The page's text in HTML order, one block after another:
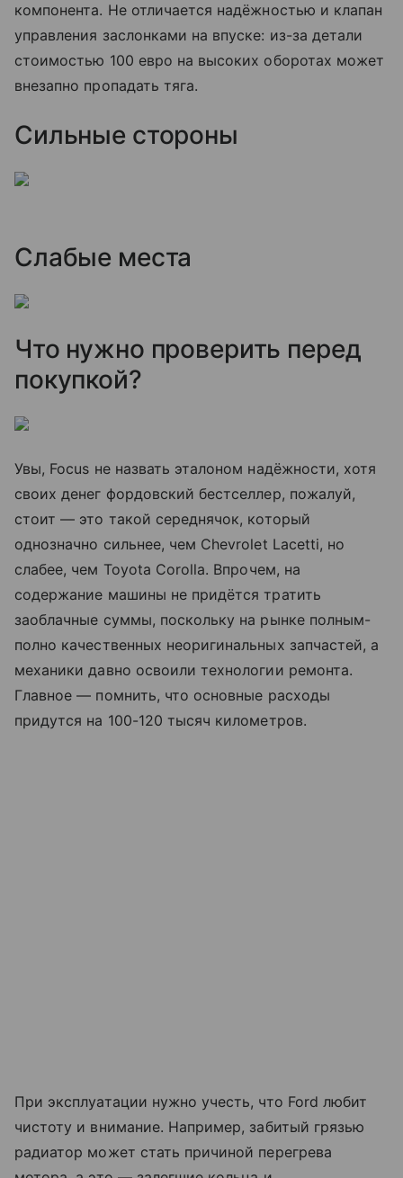
компонента. Не отличается надёжностью и клапан
управления заслонками на впуске: из-за детали
стоимостью 100 евро на высоких оборотах может
внезапно пропадать тяга.
Сильные стороны
Слабые места
Что нужно проверить перед
покупкой?
Увы, Focus не назвать эталоном надёжности, хотя
своих денег фордовский бестселлер, пожалуй,
стоит — это такой середнячок, который
однозначно сильнее, чем Chevrolet Lacetti, но
слабее, чем Toyota Corolla. Впрочем, на
содержание машины не придётся тратить
заоблачные суммы, поскольку на рынке полным-
полно качественных неоригинальных запчастей, а
механики давно освоили технологии ремонта.
Главное — помнить, что основные расходы
придутся на 100-120 тысяч километров.
При эксплуатации нужно учесть, что Ford любит
чистоту и внимание. Например, забитый грязью
радиатор может стать причиной перегрева